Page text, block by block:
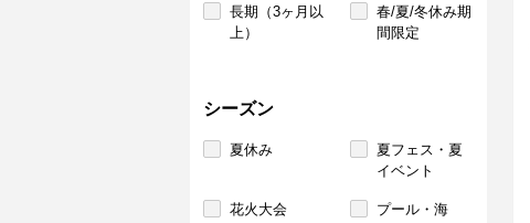
長期（3ヶ月以
上）
春/夏/冬休み期
間限定
シーズン
夏休み
夏フェス・夏
イベント
花火大会 プール・海